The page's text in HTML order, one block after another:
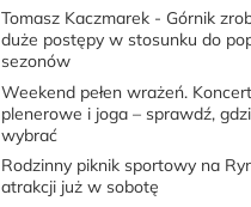
Tomasz Kaczmarek - Górnik
duże postępy w stosunku do
sezonów
Weekend pełen wrażeń.
plenerowe i joga – sprawdź,
wybrać
Rodzinny piknik sportowy na
atrakcji już w sobotę